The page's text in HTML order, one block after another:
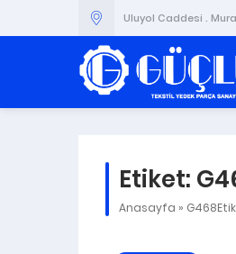
Uluyol Caddesi .
Etiket:
Anasayfa »